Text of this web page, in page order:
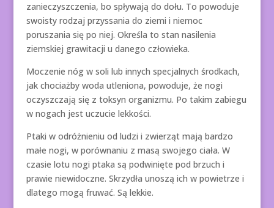
zanieczyszczenia, bo spływają do dołu. To powoduje
swoisty rodzaj przyssania do ziemi i niemoc
poruszania się po niej. Określa to stan nasilenia
ziemskiej grawitacji u danego człowieka.
Moczenie nóg w soli lub innych specjalnych środkach,
jak chociażby woda utleniona, powoduje, że nogi
oczyszczają się z toksyn organizmu. Po takim zabiegu
w nogach jest uczucie lekkości.
Ptaki w odróżnieniu od ludzi i zwierząt mają bardzo
małe nogi, w porównaniu z masą swojego ciała. W
czasie lotu nogi ptaka są podwinięte pod brzuch i
prawie niewidoczne. Skrzydła unoszą ich w powietrze i
dlatego mogą fruwać. Są lekkie.